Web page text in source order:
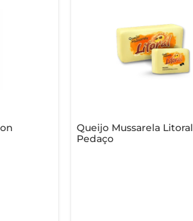
Queijo Mussarela Litoral
Pedaço